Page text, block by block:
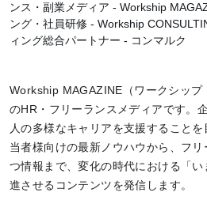
ンス・副業メディア - Workship
ング・社員研修 - Workship
ィング総合パートナー - コンマルク
Workship MAGAZINE（ワークシップ
のHR・フリーランスメディアです。
人の多様なキャリアを支援すること
当者様向けの最新ノウハウから、フ
つ情報まで、変化の時代における「
進させるコンテンツを発信します。